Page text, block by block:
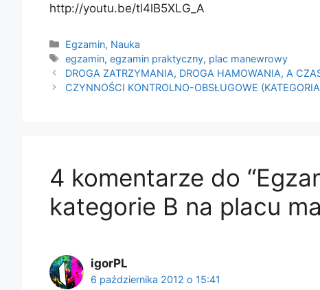
http://youtu.be/tl4lB5XLG_A
Kategorie
Egzamin, Nauka
Tagi
egzamin,egzamin praktyczny, plac manewrowy
DROGA ZATRZYMANIA, DROGA HAMOWANIA, A
CZYNNOŚCI KONTROLNO-OBSŁUGOWE
4 komentarze do
kategorie B na placu
igorPL
6 października 2012 o 15:41